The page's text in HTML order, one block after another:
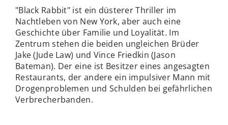
"Black Rabbit" ist ein düsterer Thriller im
Nachtleben von New York, aber auch eine
Geschichte über Familie und Loyalität. Im
Zentrum stehen die beiden ungleichen Brüder
Jake (Jude Law) und Vince Friedkin (Jason
Bateman). Der eine ist Besitzer eines angesagten
Restaurants, der andere ein impulsiver Mann mit
Drogenproblemen und Schulden bei gefährlichen
Verbrecherbanden.